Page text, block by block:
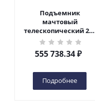
Подъемник
мачтовый
телескопический 200
кг 6 м TOR GTWY6-200S
DC 2-мачтовый
(автономный) (G) в
555 738.34₽
Подробнее